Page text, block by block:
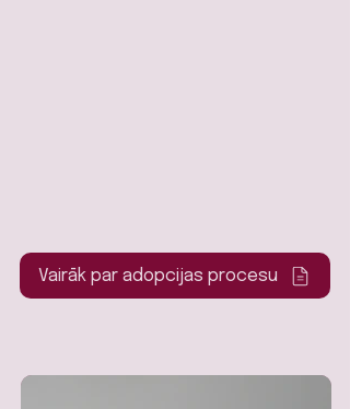
Vairāk par adopcijas procesu